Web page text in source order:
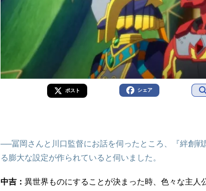
ポスト シェア
──冨岡さんと川口監督にお話を伺ったところ、『絆創
る膨大な設定が作られていると伺いました。
中吉： 異世界ものにすることが決まった時、色々な主人